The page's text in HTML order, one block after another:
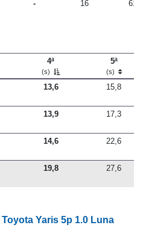
- 16 61
4ª
(s)
5ª
(s)
13,6 15,8
13,9 17,3
14,6 22,6
19,8 27,6
Toyota Yaris 5p 1.0 Luna